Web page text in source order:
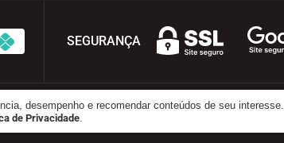
SEGURANÇA
desempenho e recomendar conteúdos de seu interesse.
de Privacidade.